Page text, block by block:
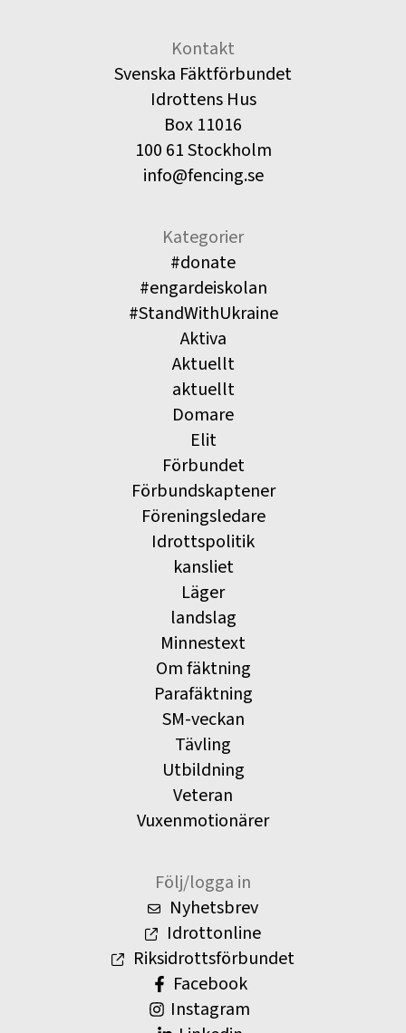
Kontakt
Svenska Fäktförbundet
Idrottens Hus
Box 11016
100 61 Stockholm
info@fencing.se
Kategorier
#donate
#engardeiskolan
#StandWithUkraine
Aktiva
Aktuellt
aktuellt
Domare
Elit
Förbundet
Förbundskaptener
Föreningsledare
Idrottspolitik
kansliet
Läger
landslag
Minnestext
Om fäktning
Parafäktning
SM-veckan
Tävling
Utbildning
Veteran
Vuxenmotionärer
Följ/logga in
Nyhetsbrev
Idrottonline
Riksidrottsförbundet
Facebook
Instagram